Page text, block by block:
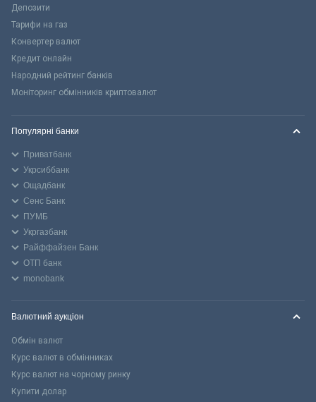
Депозити
Тарифи на газ
Конвертер валют
Кредит онлайн
Народний рейтинг банків
Моніторинг обмінників криптовалют
Популярні банки
Приватбанк
Укрсиббанк
Ощадбанк
Сенс Банк
ПУМБ
Укргазбанк
Райффайзен Банк
ОТП банк
monobank
Валютний аукціон
Обмін валют
Курс валют в обмінниках
Курс валют на чорному ринку
Купити долар